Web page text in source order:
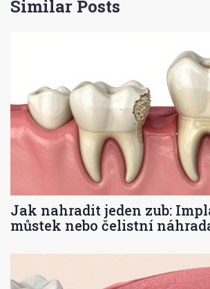
Similar Posts
Jak nahradit jeden zub:
můstek nebo čelistní